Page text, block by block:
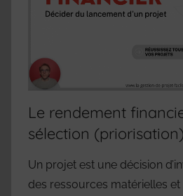
Le rendement
sélection
Un projet est une décision
des ressources matérielles